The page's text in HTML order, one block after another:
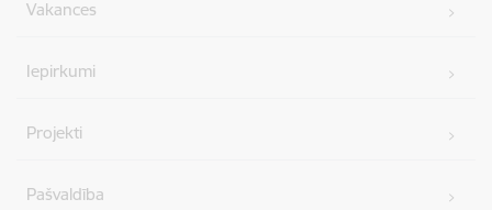
Vakances
Iepirkumi
Projekti
Pašvaldība